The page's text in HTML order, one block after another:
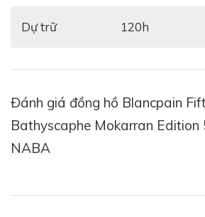
Dự trữ 120h
Đánh giá đồng hồ Blancpain
Bathyscaphe Mokarran Edition
NABA